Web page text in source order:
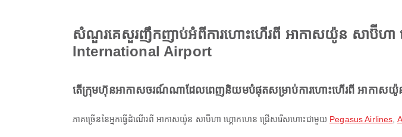
សំណួរគេសួរញឹកញាប់អំពីការហោះហើរពី អាកាសយ៉ូន សាប៊ីហា
International Airport
តើក្រុមហ៊ុនអាកាសចរណ៍ណាដែលពេញនិយមបំផុតសម្រាប់ការហោះហើរពី អាកាសយ៉ូ
ភាគច្រើននៃអ្នកធ្វើដំណើរពី អាកាសយ៉ូន សាប៊ីហា ហ្គោកហេន ជ្រើសរើសហោះជាមួយ Pegasus Airlines